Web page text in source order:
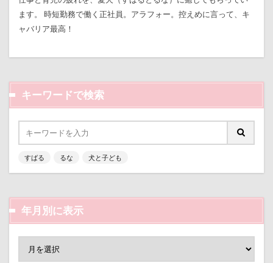
ます。 時短勤務で働く正社員。アラフォー。控えめに言って、キ
ャバリア最高！
キーワードで検索
すばる るな 犬と子ども
年月別に表示